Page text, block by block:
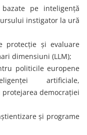
pe inteligență
instigator la ură
protecție și evaluare
dimensiuni (LLM);
politicile europene
artificiale,
democrației
și programe